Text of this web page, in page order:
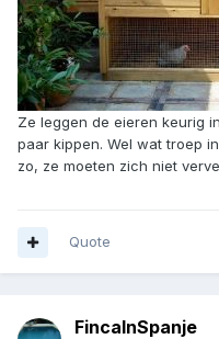
Ze leggen de eieren keurig
paar kippen. Wel wat troep
zo, ze moeten zich niet
Quote
FincaInSpanje